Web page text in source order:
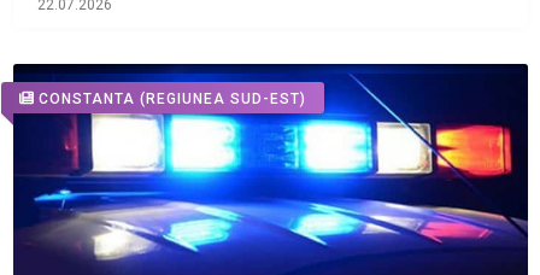
22.07.2026
CONSTANTA (REGIUNEA SUD-EST)